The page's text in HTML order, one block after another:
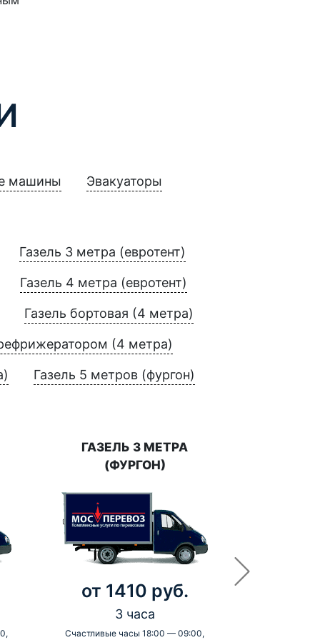
машины Эвакуаторы
Газель 3 метра (евротент)
Газель 4 метра (евротент)
Газель бортовая (4 метра)
(4 метра)
Газель 5 метров (фургон)
ГАЗЕЛЬ 3 МЕТРА
(ФУРГОН)
от 1410 руб.
3 часа
Счастливые часы 18:00 — 09:00,